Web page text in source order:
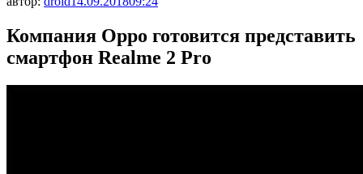
Компания Oppo готовится представить
смартфон Realme 2 Pro